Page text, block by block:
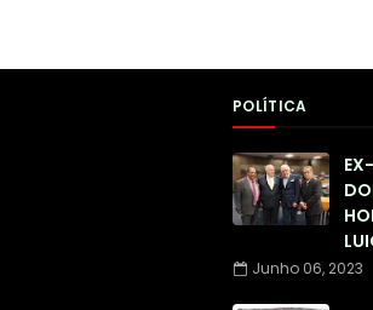
POLÍTICA
Junho 06, 2023